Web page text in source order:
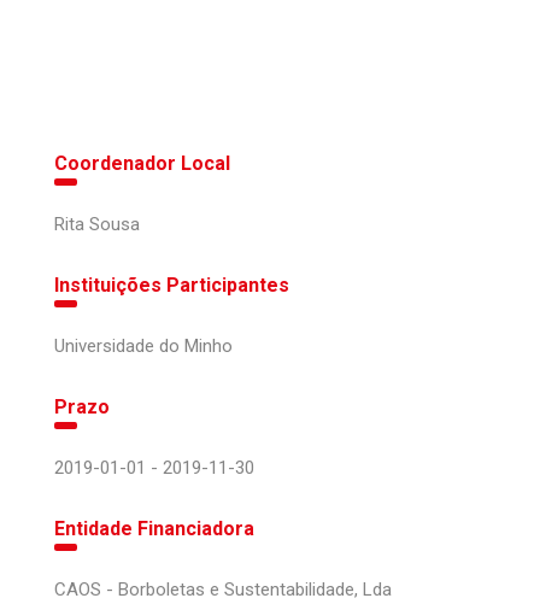
Coordenador Local
Rita Sousa
Instituições Participantes
Universidade do Minho
Prazo
2019-01-01 - 2019-11-30
Entidade Financiadora
CAOS - Borboletas e Sustentabilidade, Lda